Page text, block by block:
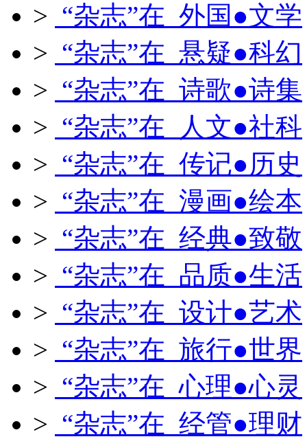
> “杂志”在 外国●文学
> “杂志”在 悬疑●科幻
> “杂志”在 诗歌●诗集
> “杂志”在 人文●社科
> “杂志”在 传记●历史
> “杂志”在 漫画●绘本
> “杂志”在 经典●致敬
> “杂志”在 品质●生活
> “杂志”在 设计●艺术
> “杂志”在 旅行●世界
> “杂志”在 心理●心灵
> “杂志”在 经管●理财